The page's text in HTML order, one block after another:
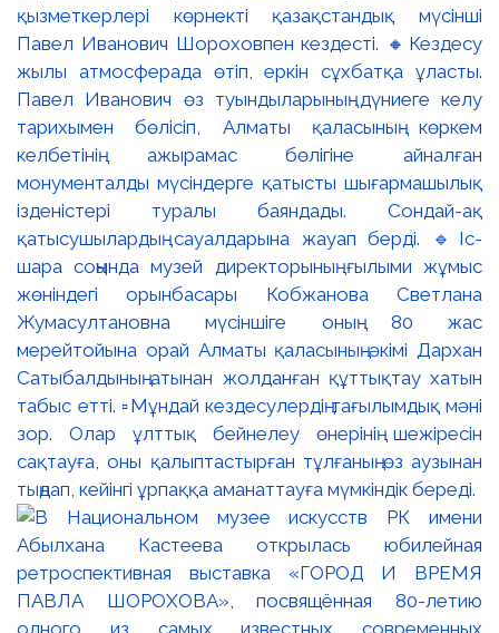
қызметкерлері көрнекті қазақстандық мүсінші
Павел Иванович Шороховпен кездесті. 🔸Кездесу
жылы атмосферада өтіп, еркін сұхбатқа ұласты.
Павел Иванович өз туындыларының дүниеге келу
тарихымен бөлісіп, Алматы қаласының көркем
келбетінің ажырамас бөлігіне айналған
монументалды мүсіндерге қатысты шығармашылық
ізденістері туралы баяндады. Сондай-ақ
қатысушылардың сауалдарына жауап берді. 🔹Іс-
шара соңында музей директорының ғылыми жұмыс
жөніндегі орынбасары Кобжанова Светлана
Жумасултановна мүсіншіге оның 80 жас
мерейтойына орай Алматы қаласының әкімі Дархан
Сатыбалдының атынан жолданған құттықтау хатын
табыс етті. ▫️Мұндай кездесулердің тағылымдық мәні
зор. Олар ұлттық бейнелеу өнерінің шежіресін
сақтауға, оны қалыптастырған тұлғаның өз аузынан
тыңдап, кейінгі ұрпаққа аманаттауға мүмкіндік береді.